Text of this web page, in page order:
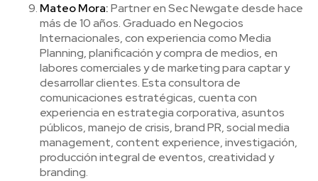
Mateo Mora:Partner en Sec Newgate desde hace
más de 10 años. Graduado en Negocios
Internacionales, con experiencia como Media
Planning, planificación y compra de medios, en
labores comerciales y de marketing para captar y
desarrollar clientes. Esta consultora de
comunicaciones estratégicas, cuenta con
experiencia en estrategia corporativa, asuntos
públicos, manejo de crisis, brand PR, social media
management, content experience, investigación,
producción integral de eventos, creatividad y
branding.